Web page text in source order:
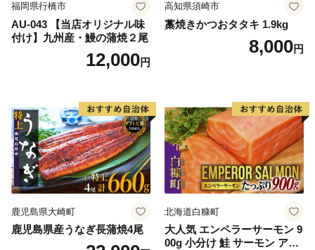
福岡県行橋市
AU-043 【当店オリジナル味
付け】九州産・鰻の蒲焼２尾
12,000円
高知県須崎市
藁焼きかつおタタキ 1.9kg
8,000円
鹿児島県大崎町
鹿児島県産うなぎ長蒲焼4尾
北海道白糠町
大人気 エンペラーサーモン 9
00g 小分け 鮭 サーモン アト